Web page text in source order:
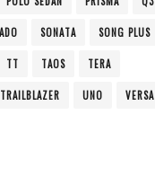
SONATA SONG PLUS
TT TAOS TERA
TRAILBLAZER UNO VERSA